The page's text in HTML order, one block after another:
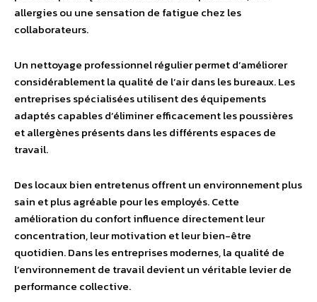
allergies ou une sensation de fatigue chez les
collaborateurs.
Un nettoyage professionnel régulier permet d’améliorer
considérablement la qualité de l’air dans les bureaux. Les
entreprises spécialisées utilisent des équipements
adaptés capables d’éliminer efficacement les poussières
et allergènes présents dans les différents espaces de
travail.
Des locaux bien entretenus offrent un environnement plus
sain et plus agréable pour les employés. Cette
amélioration du confort influence directement leur
concentration, leur motivation et leur bien-être
quotidien. Dans les entreprises modernes, la qualité de
l’environnement de travail devient un véritable levier de
performance collective.